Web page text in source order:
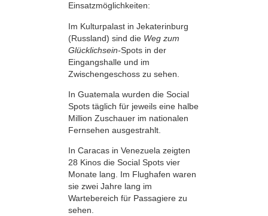
Einsatzmöglichkeiten:
Im Kulturpalast in Jekaterinburg
(Russland) sind die Weg zum
Glücklichsein-Spots in der
Eingangshalle und im
Zwischengeschoss zu sehen.
In Guatemala wurden die Social
Spots täglich für jeweils eine halbe
Million Zuschauer im nationalen
Fernsehen ausgestrahlt.
In Caracas in Venezuela zeigten
28 Kinos die Social Spots vier
Monate lang. Im Flughafen waren
sie zwei Jahre lang im
Wartebereich für Passagiere zu
sehen.